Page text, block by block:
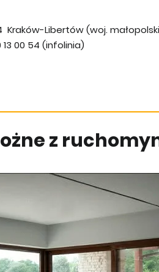
Libertów (woj.
13 00 54 (infolinia)
z